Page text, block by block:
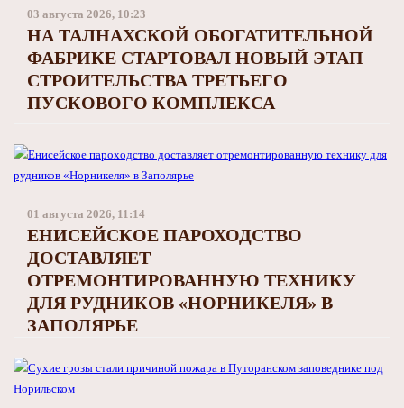
03 августа 2026, 10:23
НА ТАЛНАХСКОЙ ОБОГАТИТЕЛЬНОЙ
ФАБРИКЕ СТАРТОВАЛ НОВЫЙ ЭТАП
СТРОИТЕЛЬСТВА ТРЕТЬЕГО
ПУСКОВОГО КОМПЛЕКСА
01 августа 2026, 11:14
ЕНИСЕЙСКОЕ ПАРОХОДСТВО
ДОСТАВЛЯЕТ
ОТРЕМОНТИРОВАННУЮ ТЕХНИКУ
ДЛЯ РУДНИКОВ «НОРНИКЕЛЯ» В
ЗАПОЛЯРЬЕ